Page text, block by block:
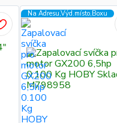
Na Adresu,Výd.místo,Boxu